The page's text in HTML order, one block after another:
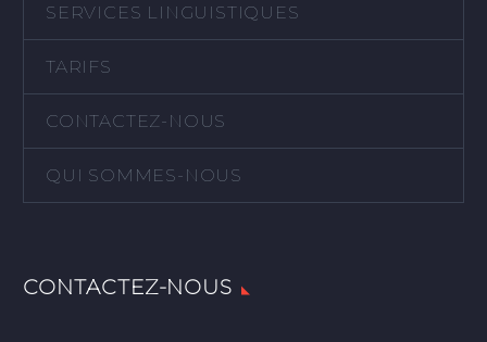
SERVICES LINGUISTIQUES
TARIFS
CONTACTEZ-NOUS
QUI SOMMES-NOUS
CONTACTEZ-NOUS